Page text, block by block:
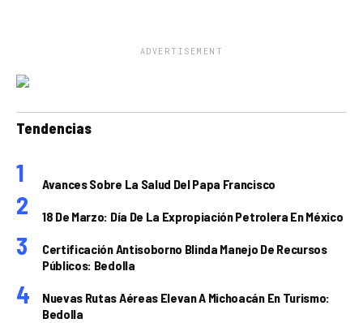
ADVERTISEMENT
Tendencias
Avances Sobre La Salud Del Papa Francisco
18 De Marzo: Día De La Expropiación Petrolera En México
Certificación Antisoborno Blinda Manejo De Recursos
Públicos: Bedolla
Nuevas Rutas Aéreas Elevan A Michoacán En Turismo:
Bedolla